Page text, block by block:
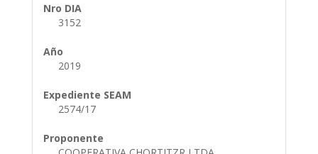
Nro DIA
3152
Año
2019
Expediente SEAM
2574/17
Proponente